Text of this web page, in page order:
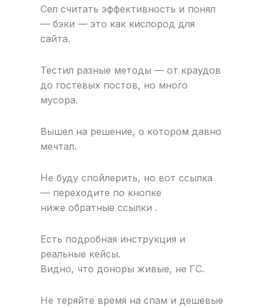
Сел считать эффективность и понял
— бэки — это как кислород для
сайта.
Тестил разные методы — от краудов
до гостевых постов, но много
мусора.
Вышел на решение, о котором давно
мечтал.
Не буду спойлерить, но вот ссылка
— переходите по кнопке
ниже обратные ссылки .
Есть подробная инструкция и
реальные кейсы.
Видно, что доноры живые, не ГС.
Не теряйте время на спам и дешёвые